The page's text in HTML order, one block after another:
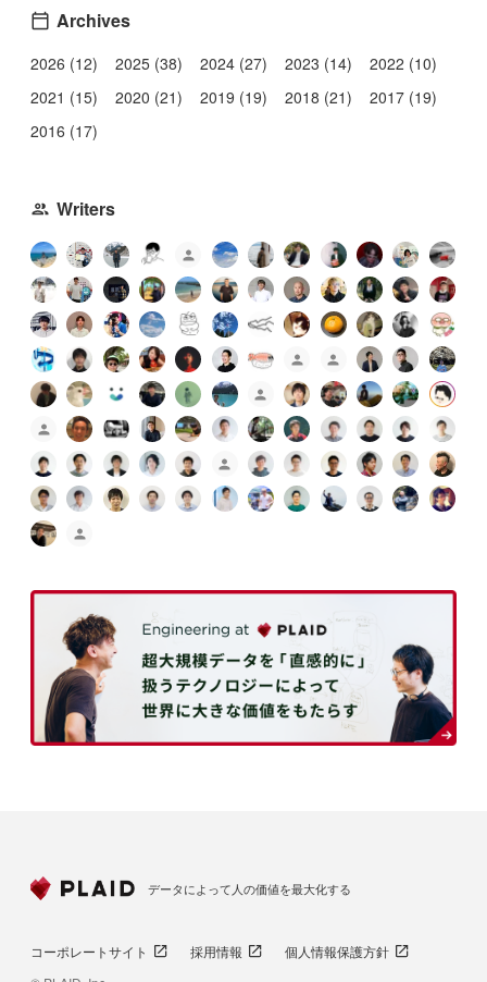
Archives
2026 (12) 2025 (38) 2024 (27) 2023 (14)
2022 (10)
2021 (15)
2020 (21) 2019 (19) 2018 (21)
2017 (19)
2016 (17)
Writers
データによって人の価値を最大化する
コーポレートサイト 採用情報
個人情報保護方針